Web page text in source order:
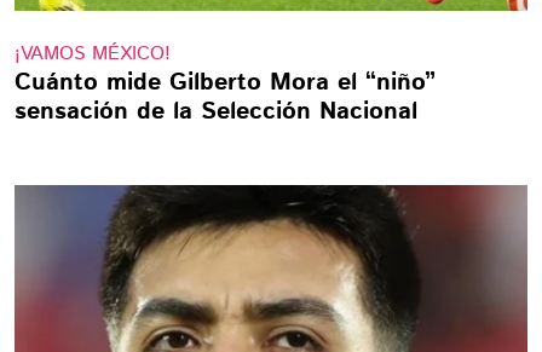
¡VAMOS MÉXICO!
Cuánto mide Gilberto Mora el “niño”
sensación de la Selección Nacional